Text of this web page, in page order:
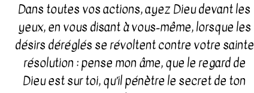
Dans toutes vos actions, ayez Dieu devant les
yeux, en vous disant à vous-même, lorsque les
désirs déréglés se révoltent contre votre sainte
résolution : pense mon âme, que le regard de
Dieu est sur toi, qu’il pénètre le secret de ton